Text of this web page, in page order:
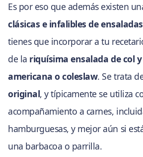
Es por eso que además existen
clásicas e infalibles de ensaladas
tienes que incorporar a tu
de la riquísima ensalada de col
americana o coleslaw. Se trata
original, y típicamente se utiliza
acompañamiento a carnes,
hamburguesas, y mejor aún si
una barbacoa o parrilla.